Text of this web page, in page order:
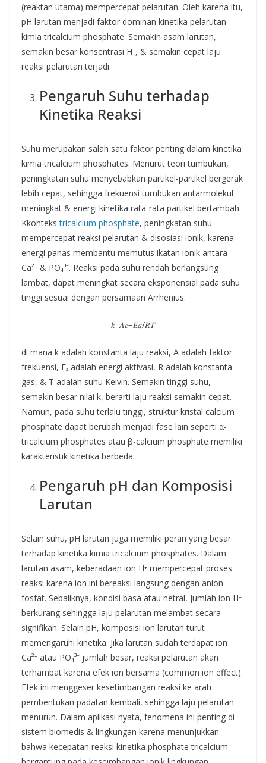
(reaktan utama) mempercepat pelarutan. Oleh karena itu,
pH larutan menjadi faktor dominan kinetika pelarutan
kimia tricalcium phosphate. Semakin asam larutan,
semakin besar konsentrasi H⁺, & semakin cepat laju
reaksi pelarutan terjadi.
Pengaruh Suhu terhadap
Kinetika Reaksi
Suhu merupakan salah satu faktor penting dalam kinetika
kimia tricalcium phosphates. Menurut teori tumbukan,
peningkatan suhu menyebabkan partikel-partikel bergerak
lebih cepat, sehingga frekuensi tumbukan antarmolekul
meningkat & energi kinetika rata-rata partikel bertambah.
Kkontekstricalcium phosphate, peningkatan suhu
mempercepat reaksi pelarutan & disosiasi ionik, karena
energi panas membantu memutus ikatan ionik antara
Ca²⁺ & PO₄³⁻. Reaksi pada suhu rendah berlangsung
lambat, dapat meningkat secara eksponensial pada suhu
tinggi sesuai dengan persamaan Arrhenius:
𝑘=𝐴𝑒−𝐸𝑎/𝑅𝑇
di mana k adalah konstanta laju reaksi, A adalah faktor
frekuensi, Eₐ adalah energi aktivasi, R adalah konstanta
gas, & T adalah suhu Kelvin. Semakin tinggi suhu,
semakin besar nilai k, berarti laju reaksi semakin cepat.
Namun, pada suhu terlalu tinggi, struktur kristal calcium
phosphate dapat berubah menjadi fase lain seperti α-
tricalcium phosphates atau β-calcium phosphate memiliki
karakteristik kinetika berbeda.
Pengaruh pH dan Komposisi
Larutan
Selain suhu, pH larutan juga memiliki peran yang besar
terhadap kinetika kimia tricalcium phosphates. Dalam
larutan asam, keberadaan ion H⁺ mempercepat proses
reaksi karena ion ini bereaksi langsung dengan anion
fosfat. Sebaliknya, kondisi basa atau netral, jumlah ion H⁺
berkurang sehingga laju pelarutan melambat secara
signifikan. Selain pH, komposisi ion larutan turut
memengaruhi kinetika. Jika larutan sudah terdapat ion
Ca²⁺ atau PO₄³⁻ jumlah besar, reaksi pelarutan akan
terhambat karena efek ion bersama (common ion effect).
Efek ini menggeser kesetimbangan reaksi ke arah
pembentukan padatan kembali, sehingga laju pelarutan
menurun. Dalam aplikasi nyata, fenomena ini penting di
sistem biomedis & lingkungan karena menunjukkan
bahwa kecepatan reaksi kinetika phosphate tricalcium